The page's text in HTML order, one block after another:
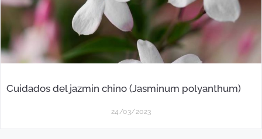
Cuidados del jazmin chino (Jasminum polyanthum)
24/03/2023